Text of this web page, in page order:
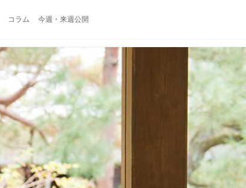
コラム 今週・来週公開